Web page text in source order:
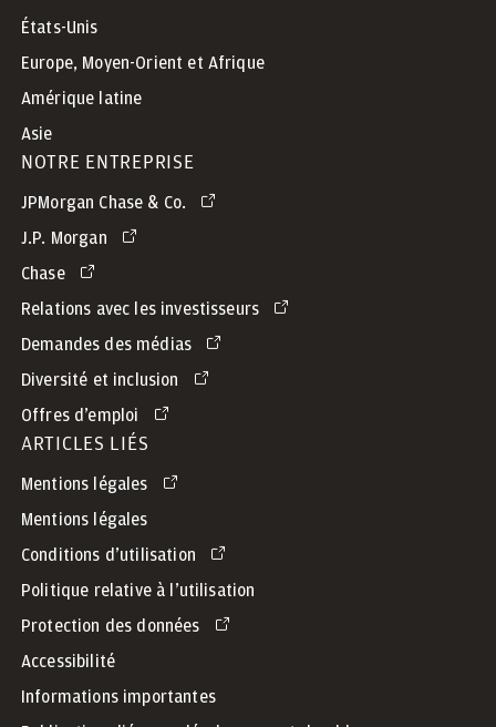
États-Unis
Europe, Moyen-Orient et Afrique
Amérique latine
Asie
NOTRE ENTREPRISE
JPMorgan Chase & Co.
J.P. Morgan
Chase
Relations avec les investisseurs
Demandes des médias
Diversité et inclusion
Offres d’emploi
ARTICLES LIÉS
Mentions légales
Mentions légales
Conditions d’utilisation
Politique relative à l’utilisation
Protection des données
Accessibilité
Informations importantes